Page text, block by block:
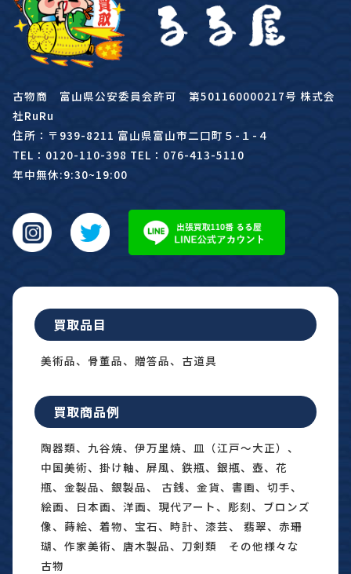
古物商 富山県公安委員会許可 第501160000217号 株式会
社RuRu
住所：〒939-8211 富山県富山市二口町５-１-４
TEL：0120-110-398 TEL：076-413-5110
年中無休:9:30~19:00
買取品目
美術品、骨董品、贈答品、古道具
買取商品例
陶器類、九谷焼、伊万里焼、皿（江戸〜大正）、
中国美術、掛け軸、屏風、鉄瓶、銀瓶、壺、花
瓶、金製品、銀製品、 古銭、金貨、書画、切手、
絵画、日本画、洋画、現代アート、彫刻、ブロンズ
像、蒔絵、着物、宝石、時計、漆芸、 翡翠、赤珊
瑚、作家美術、唐木製品、刀剣類 その他様々な
古物